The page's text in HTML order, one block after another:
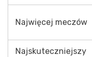
Najwięcej meczów
Najskuteczniejszy